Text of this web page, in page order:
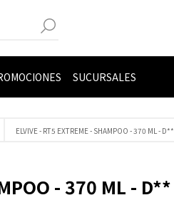
SUCURSALES
ELVIVE - RT5 EXTREME - SHAMPOO - 370 ML - D**
- 370 ML - D**